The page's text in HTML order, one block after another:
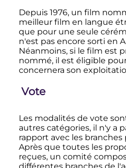
Depuis 1976, un film
meilleur film en langue
que pour une seule
n'est pas encore sorti en
Néanmoins, si le film est
nommé, il est éligible
concernera son
Vote
Les modalités de vote
autres catégories, il n'y a
rapport avec les branches
Après que toutes les
reçues, un comité